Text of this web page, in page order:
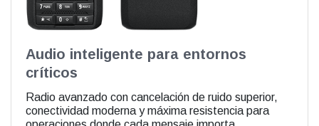
Audio inteligente para entornos
críticos
Radio avanzado con cancelación de ruido superior,
conectividad moderna y máxima resistencia para